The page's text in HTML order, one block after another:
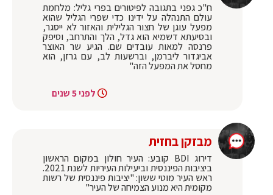
ח"כ גפני בתגובה לפיטורים בפרי גליל: מלחמת
עולם התנהלה על ידינו כדי שפרי הגליל שהוא
מפעל עוגן של חצור הגלילית והאזור לא ייסגר,
ובסיעתא דשמיא הוא גדל, הלך והתרחב, וסיפק
פרנסה למאות עובדים שם. הגיע שר האוצר
אביגדור ליברמן, וברשעות לב, עם גרזן, הוא
מחסל את המפעל הזה"
לפני 5 שנים
מבזקן בחזית
דירוג BDI קובע: העיר חולון במקום הראשון
ביציבות הפיננסית וביעילות העיריות לשנת 2021.
ראש העיר מוטי ששון: "יציבות פיננסית של רשות
מקומית היא מנוע הצמיחה של העיר"